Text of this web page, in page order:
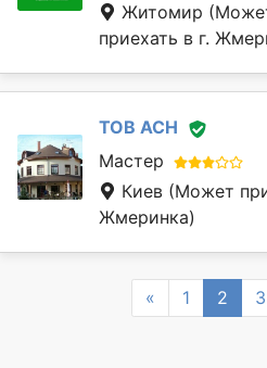
Житомир
приехать в г.
ТОВ АСН
Мастер
Киев (Может
Жмеринка)
« Previous
1 2 3